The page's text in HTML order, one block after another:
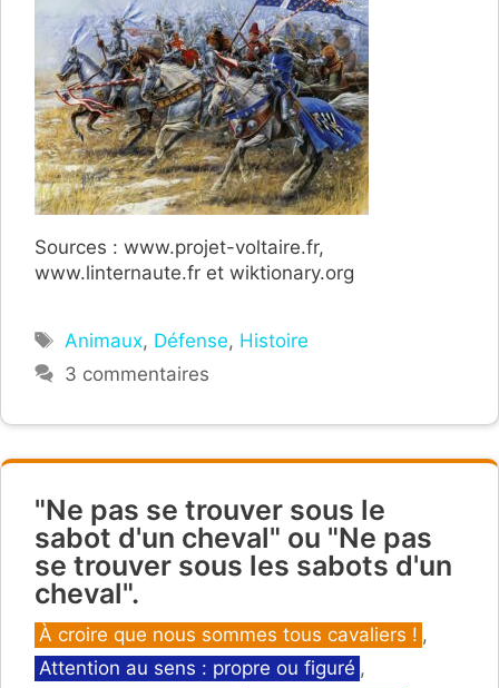
Sources : www.projet-voltaire.fr,
www.linternaute.fr et wiktionary.org
Étiquettes
Animaux, Défense, Histoire
3 commentaires
"Ne pas se trouver sous le
sabot d'un cheval" ou "Ne pas
se trouver sous les sabots d'un
cheval".
Catégories
À croire que nous sommes tous cavaliers ! ,
Attention au sens : propre ou figuré ,